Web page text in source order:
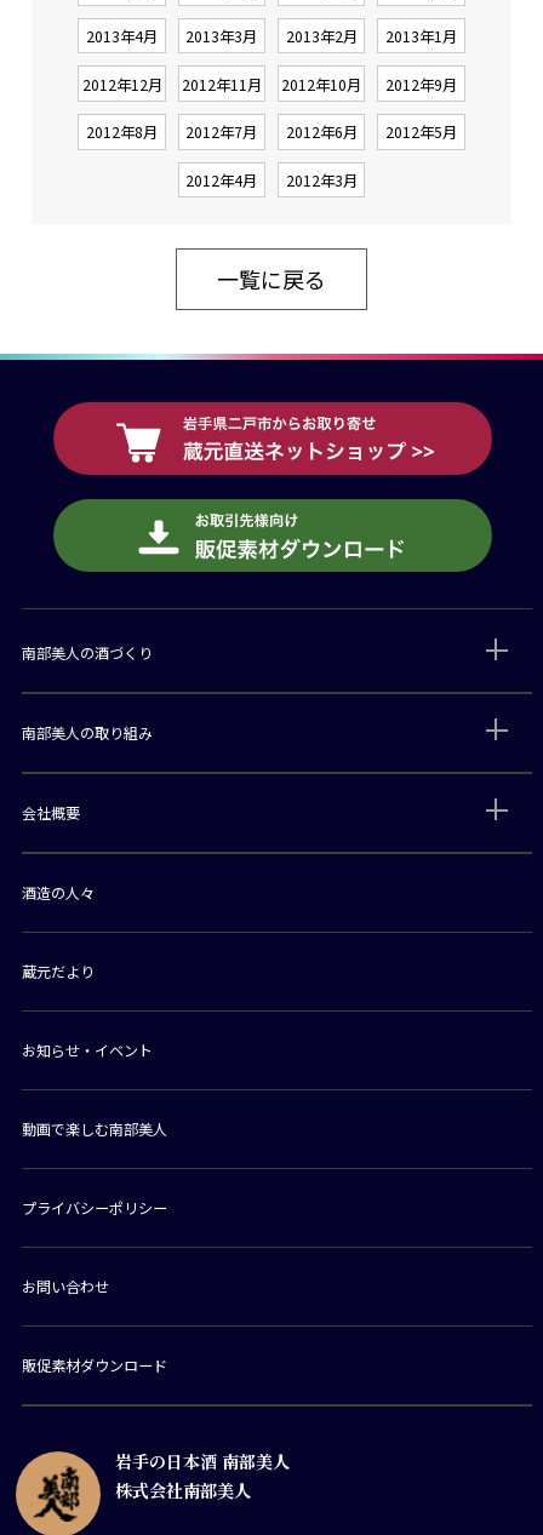
2013年4月 2013年3月 2013年2月 2013年1月
2012年12月 2012年11月 2012年10月 2012年9月
2012年8月 2012年7月 2012年6月 2012年5月
2012年4月 2012年3月
一覧に戻る
岩手の日本酒 南部美人
株式会社南部美人
南部美人の酒づくり
南部美人の取り組み
会社概要
酒造の人々
蔵元だより
お知らせ・イベント
動画で楽しむ南部美人
プライバシーポリシー
お問い合わせ
販促素材ダウンロード